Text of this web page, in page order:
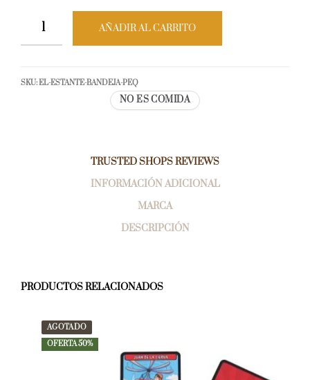
AÑADIR AL CARRITO
SKU:EL-ESTANTE-BANDEJA-PEQ
NO ES COMIDA
TRUSTED SHOPS REVIEWS
INFORMACIÓN ADICIONAL
MARCA
DESCRIPCIÓN
PRODUCTOS RELACIONADOS
AGOTADO
OFERTA 50%